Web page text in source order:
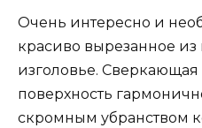
Очень интересно и
красиво вырезанное из
изголовье. Сверкающая
поверхность
скромным убранством